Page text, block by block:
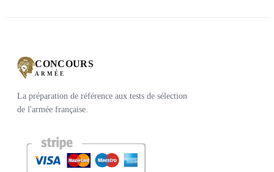
CONCOURS
ARMÉE
La préparation de référence aux tests de sélection
de l'armée française.